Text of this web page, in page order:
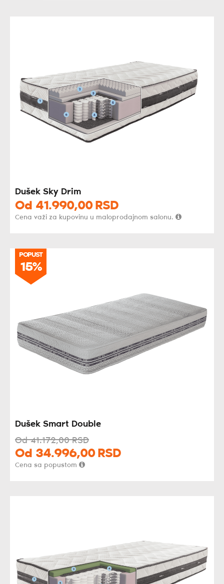
Dušek Sky Drim
Od 41.990,00 RSD
Cena važi za kupovinu u maloprodajnom salonu.
POPUST
15%
POPUST
15%
Dušek Smart Double
Od41.172,00 RSD
Od 34.996,00 RSD
Cena sa popustom